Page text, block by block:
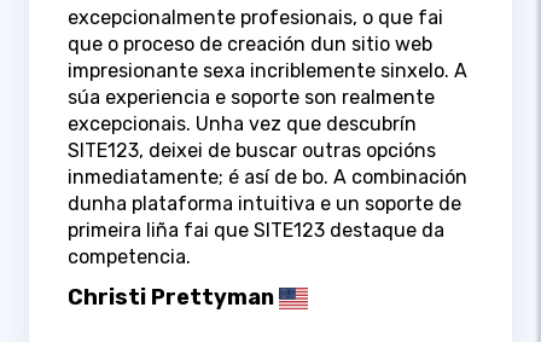
excepcionalmente profesionais, o que fai
que o proceso de creación dun sitio web
impresionante sexa incriblemente sinxelo. A
súa experiencia e soporte son realmente
excepcionais. Unha vez que descubrín
SITE123, deixei de buscar outras opcións
inmediatamente; é así de bo. A combinación
dunha plataforma intuitiva e un soporte de
primeira liña fai que SITE123 destaque da
competencia.
Christi Prettyman